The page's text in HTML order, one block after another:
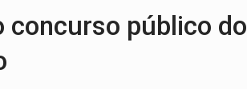
concurso público do